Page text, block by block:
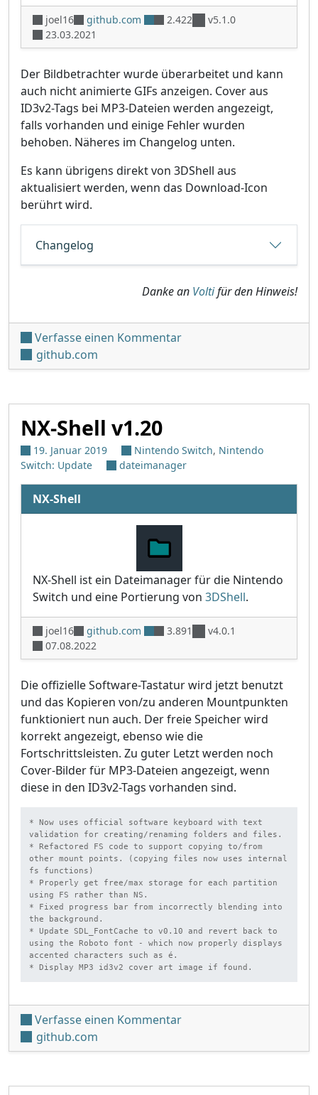
joel16 github.com 2.422
v5.1.0
23.03.2021
Der Bildbetrachter wurde überarbeitet und kann
auch nicht animierte GIFs anzeigen. Cover aus
ID3v2-Tags bei MP3-Dateien werden angezeigt,
falls vorhanden und einige Fehler wurden
behoben. Näheres im Changelog unten.
Es kann übrigens direkt von 3DShell aus
aktualisiert werden, wenn das Download-Icon
berührt wird.
Changelog
Danke an Voltifür den Hinweis!
Verfasse einen Kommentarunter '3DShell v4.2.0'
github.com
NX-Shell v1.20
19. Januar 2019 Nintendo Switch, Nintendo
Switch: Update
dateimanager
NX-Shell
NX-Shell ist ein Dateimanager für die Nintendo
Switch und eine Portierung von 3DShell.
joel16 github.com 3.891
v4.0.1
07.08.2022
Die offizielle Software-Tastatur wird jetzt benutzt
und das Kopieren von/zu anderen Mountpunkten
funktioniert nun auch. Der freie Speicher wird
korrekt angezeigt, ebenso wie die
Fortschrittsleisten. Zu guter Letzt werden noch
Cover-Bilder für MP3-Dateien angezeigt, wenn
diese in den ID3v2-Tags vorhanden sind.
* Now uses official software keyboard with text
validation for creating/renaming folders and files.
* Refactored FS code to support copying to/from
other mount points. (copying files now uses internal
fs functions)
* Properly get free/max storage for each partition
using FS rather than NS.
* Fixed progress bar from incorrectly blending into
the background.
* Update SDL_FontCache to v0.10 and revert back to
using the Roboto font - which now properly displays
accented characters such as é.
* Display MP3 id3v2 cover art image if found.
Verfasse einen Kommentarunter 'NX-Shell v1.20'
github.com